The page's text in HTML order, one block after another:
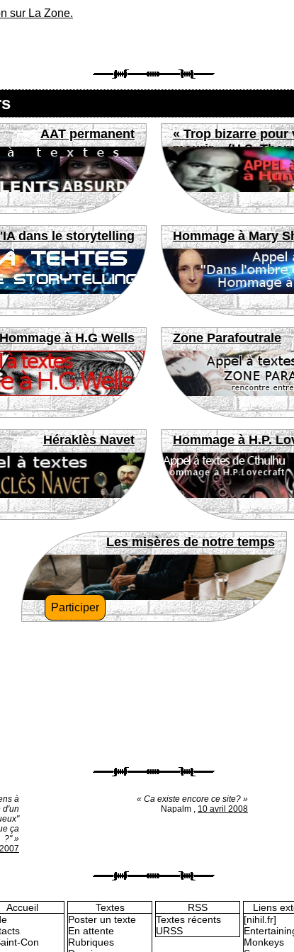
sur La Zone.
AAT permanent
« Trop bizarre pour
mourir » (H.S.
dans le storytelling Hommage à Mary
Hommage à H.G Wells Zone Parafoutrale
Héraklès Navet Hommage à H.P.
Les misères de notre temps
Participer
à
d'un
ça
?" »
« Ca existe encore ce site? »
Napalm , 10 avril 2008
Accueil
Con
Textes
Poster un texte
En attente
Rubriques
RSS
Textes récents
URSS
Liens
[nihil.fr]
Monkeys